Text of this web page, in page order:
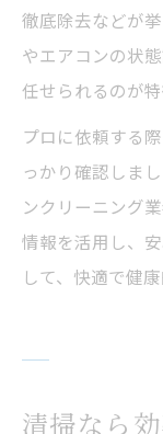
徹底除去などが
やエアコンの状
任せられるのが特
プロに依頼する
っかり確認しま
ンクリーニング
情報を活用し、
して、快適で健
清掃なら